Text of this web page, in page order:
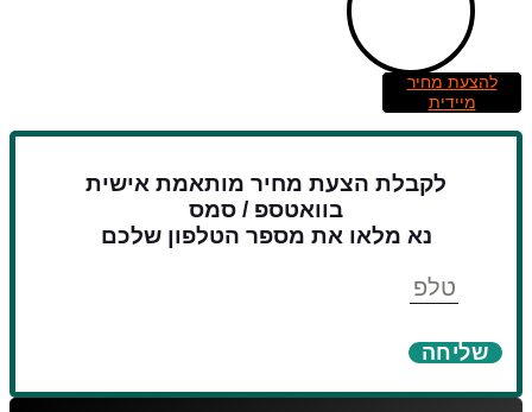
להצעת מחיר
מיידית
לקבלת הצעת מחיר מותאמת אישית
בוואטספ / סמס
נא מלאו את מספר הטלפון שלכם
שליחה